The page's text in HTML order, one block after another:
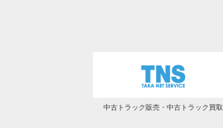
中古トラック販売・中古トラック買取